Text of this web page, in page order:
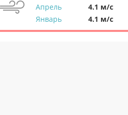
Апрель
4.1 м/с
Январь
4.1 м/с